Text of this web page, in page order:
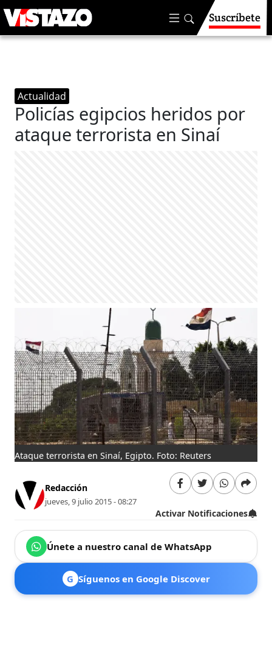
Suscríbete
Actualidad
Policías egipcios heridos por
ataque terrorista en Sinaí
Ataque terrorista en Sinaí, Egipto. Foto: Reuters
Redacción
jueves, 9 julio 2015 - 08:27
Activar Notificaciones
Únete a nuestro canal de WhatsApp
G Síguenos en Google Discover